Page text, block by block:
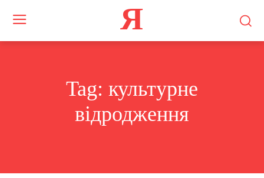
Я
Tag: культурне
відродження